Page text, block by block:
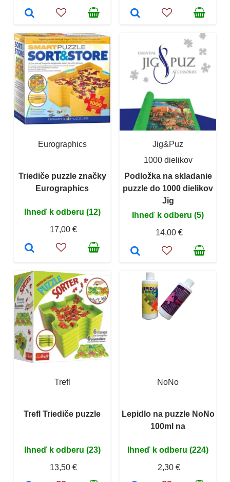
Eurographics
Triediče puzzle značky
Eurographics
Ihneď k odberu (12)
17,00 €
Jig&Puz
1000 dielikov
Podložka na skladanie
puzzle do 1000 dielikov
Jig
Ihneď k odberu (5)
14,00 €
Trefl
Trefl Triediče puzzle
Ihneď k odberu (23)
13,50 €
NoNo
Lepidlo na puzzle NoNo
100ml na
Ihneď k odberu (224)
2,30 €